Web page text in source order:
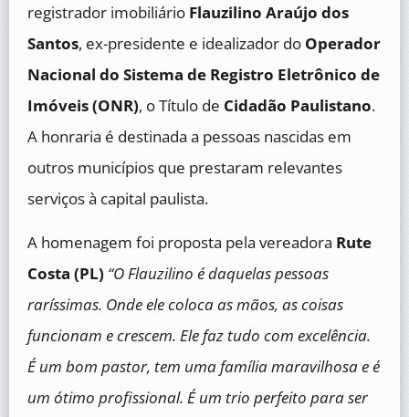
registrador imobiliário Flauzilino Araújo dos
Santos, ex-presidente e idealizador do Operador
Nacional do Sistema de Registro Eletrônico de
Imóveis (ONR), o Título de Cidadão Paulistano.
A honraria é destinada a pessoas nascidas em
outros municípios que prestaram relevantes
serviços à capital paulista.
A homenagem foi proposta pela vereadora Rute
Costa (PL) “O Flauzilino é daquelas pessoas
raríssimas. Onde ele coloca as mãos, as coisas
funcionam e crescem. Ele faz tudo com excelência.
É um bom pastor, tem uma família maravilhosa e é
um ótimo profissional. É um trio perfeito para ser